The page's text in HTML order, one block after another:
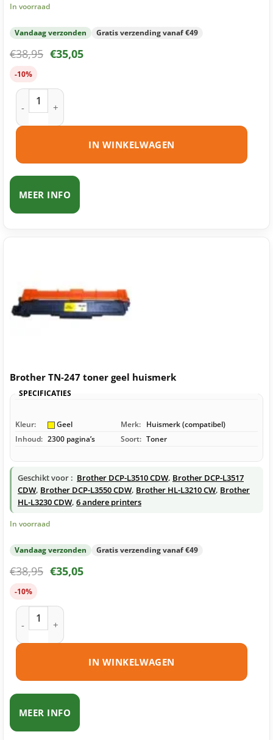
In voorraad
Vandaag verzonden Gratis verzending vanaf €49
€38,95 €35,05
-10%
Brother TN-247 toner cyaan huismerk aantal
IN WINKELWAGEN
MEER INFO
Brother TN-247 toner geel huismerk
SPECIFICATIES
Kleur: Geel Merk: Huismerk (compatibel)
Inhoud: 2300 pagina’s Soort: Toner
Geschikt voor : Brother DCP-L3510 CDW, Brother DCP-L3517
CDW, Brother DCP-L3550 CDW, Brother HL-L3210 CW, Brother
HL-L3230 CDW, 6 andere printers
In voorraad
Vandaag verzonden Gratis verzending vanaf €49
€38,95 €35,05
-10%
Brother TN-247 toner geel huismerk aantal
IN WINKELWAGEN
MEER INFO